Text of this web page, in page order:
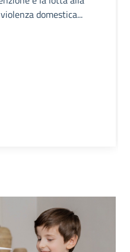
domestica...